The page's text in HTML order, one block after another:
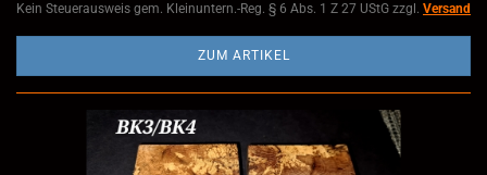
Kein Steuerausweis gem. Kleinuntern.-Reg. § 6 Abs. 1 Z 27 UStG zzgl. Versand
ZUM ARTIKEL